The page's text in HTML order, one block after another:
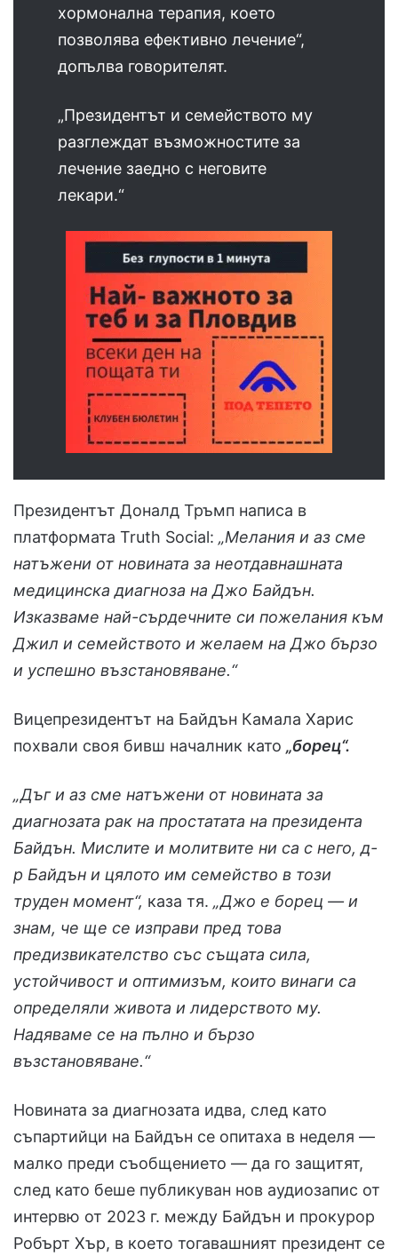
хормонална терапия, което
позволява ефективно лечение“,
допълва говорителят.
„Президентът и семейството му
разглеждат възможностите за
лечение заедно с неговите
лекари.“
Президентът Доналд Тръмп написа в
платформата Truth Social: „Мелания и аз сме
натъжени от новината за неотдавнашната
медицинска диагноза на Джо Байдън.
Изказваме най-сърдечните си пожелания към
Джил и семейството и желаем на Джо бързо
и успешно възстановяване.“
Вицепрезидентът на Байдън Камала Харис
похвали своя бивш началник като „борец“.
„Дъг и аз сме натъжени от новината за
диагнозата рак на простатата на президента
Байдън. Мислите и молитвите ни са с него, д-
р Байдън и цялото им семейство в този
труден момент“, каза тя. „Джо е борец — и
знам, че ще се изправи пред това
предизвикателство със същата сила,
устойчивост и оптимизъм, които винаги са
определяли живота и лидерството му.
Надяваме се на пълно и бързо
възстановяване.“
Новината за диагнозата идва, след като
съпартийци на Байдън се опитаха в неделя —
малко преди съобщението — да го защитят,
след като беше публикуван нов аудиозапис от
интервю от 2023 г. между Байдън и прокурор
Робърт Хър, в което тогавашният президент се